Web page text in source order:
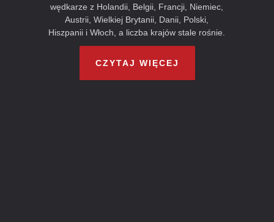
wędkarze z Holandii, Belgii, Francji, Niemiec,
Austrii, Wielkiej Brytanii, Danii, Polski,
Hiszpanii i Włoch, a liczba krajów stale rośnie.
CZYTAJ WIĘCEJ